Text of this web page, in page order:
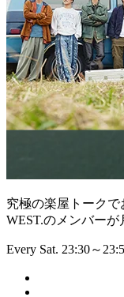
究極の楽屋トークで
WEST.のメンバー
Every Sat. 23:30～